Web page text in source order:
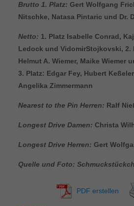
Brutto 1. Platz: Gert Wolfgang
Nitschke, Natasa Pintaric und Dr.
Netto: 1. Platz Isabelle Conrad,
Ledock und VidomirStojkovski, 2.
Helmut A. Wiemer, Maike Wiemer
3. Platz: Edgar Fey, Hubert
Angelika Zimmermann
Nearest to the Pin Herren: Ralf
Longest Drive Damen: Christa
Longest Drive Herren: Gert
Quelle und Foto:
PDF erstellen